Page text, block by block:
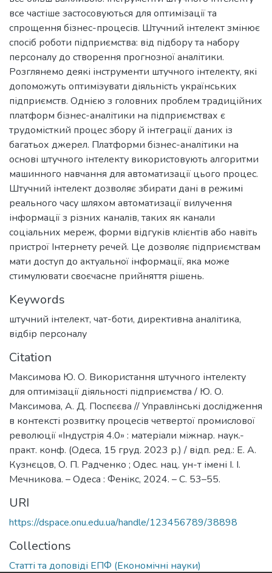
все частіше застосовуються для оптимізації та
спрощення бізнес-процесів. Штучний інтелект змінює
спосіб роботи підприємства: від підбору та набору
персоналу до створення прогнозної аналітики.
Розглянемо деякі інструменти штучного інтелекту, які
допоможуть оптимізувати діяльність українських
підприємств. Однією з головних проблем традиційних
платформ бізнес-аналітики на підприємствах є
трудомісткий процес збору й інтеграції даних із
багатьох джерел. Платформи бізнес-аналітики на
основі штучного інтелекту використовують алгоритми
машинного навчання для автоматизації цього процес.
Штучний інтелект дозволяє збирати дані в режимі
реального часу шляхом автоматизації вилучення
інформації з різних каналів, таких як канали
соціальних мереж, форми відгуків клієнтів або навіть
пристрої Інтернету речей. Це дозволяє підприємствам
мати доступ до актуальної інформації, яка може
стимулювати своєчасне прийняття рішень.
Keywords
штучний інтелект, чат-боти, директивна аналітика,
відбір персоналу
Citation
Максимова Ю. О. Використання штучного інтелекту
для оптимізації діяльності підприємства / Ю. О.
Максимова, А. Д. Поспєєва // Управлінські дослідження
в контексті розвитку процесів четвертої промислової
революції «Індустрія 4.0» : матеріали міжнар. наук.-
практ. конф. (Одеса, 15 груд. 2023 р.) / відп. ред.: Е. А.
Кузнєцов, О. П. Радченко ; Одес. нац. ун-т імені І. І.
Мечникова. – Одеса : Фенікс, 2024. – С. 53–55.
URI
https://dspace.onu.edu.ua/handle/123456789/38898
Collections
Статті та доповіді ЕПФ (Економічні науки)